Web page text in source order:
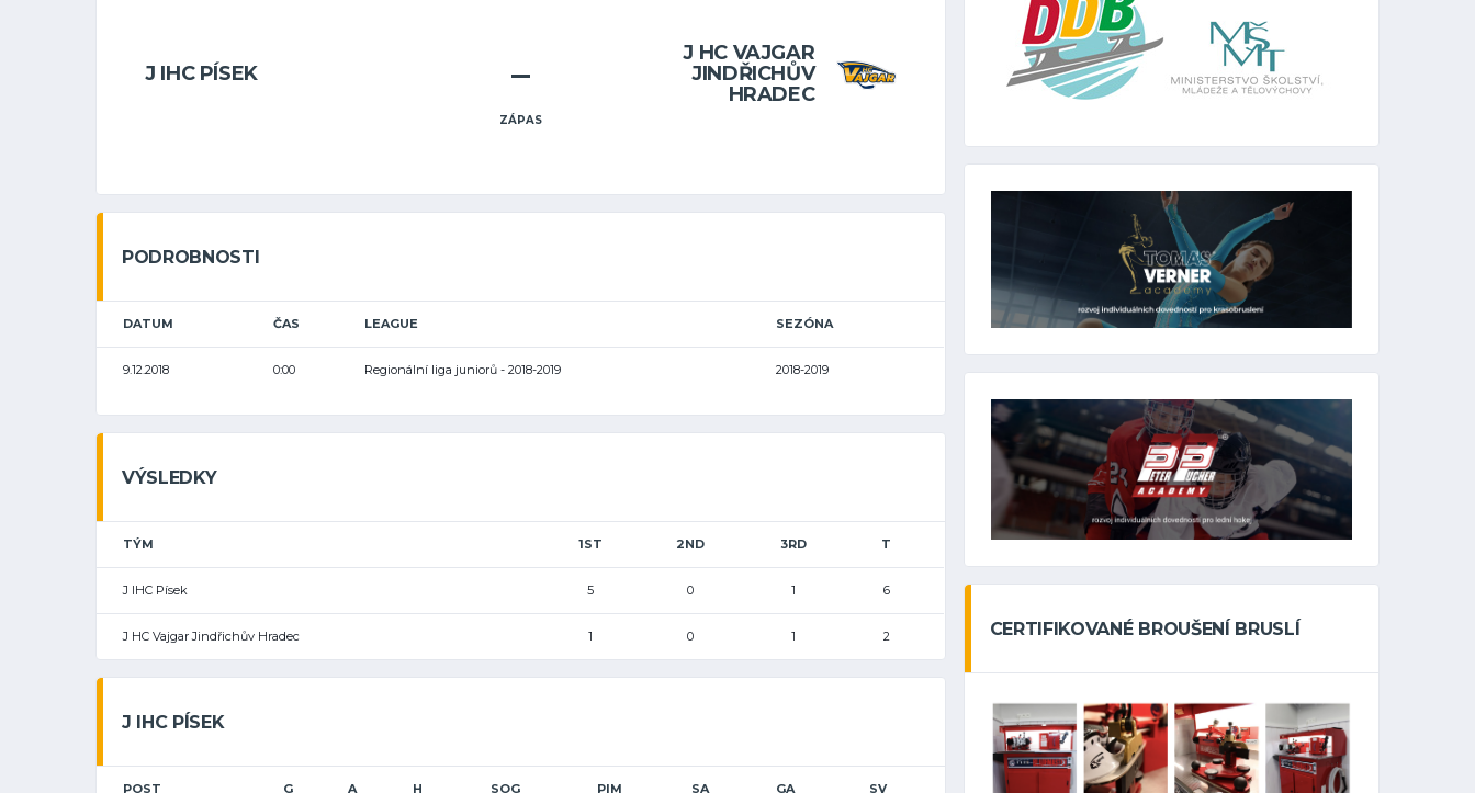
J IHC PÍSEK
J HC VAJGAR
JINDŘICHŮV
HRADEC
–
ZÁPAS
PODROBNOSTI
DATUM ČAS LEAGUE SEZÓNA
9.12.2018 0:00 Regionální liga juniorů - 2018-2019 2018-2019
VÝSLEDKY
TÝM 1ST 2ND 3RD T
J IHC Písek 5 0 1 6
J HC Vajgar Jindřichův Hradec 1 0 1 2
J IHC PÍSEK
POST G A H SOG PIM SA GA SV
CERTIFIKOVANÉ BROUŠENÍ BRUSLÍ